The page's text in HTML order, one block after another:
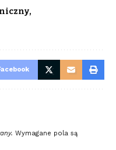
Wymagane pola są